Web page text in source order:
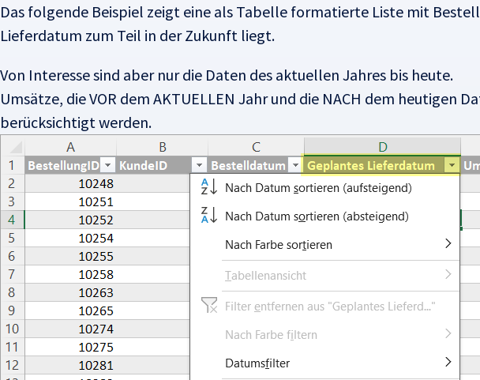
Das folgende Beispiel zeigt eine als Tabelle formatierte Liste mit
Lieferdatum zum Teil in der Zukunft liegt.
Von Interesse sind aber nur die Daten des aktuellen Jahres bis heute.
Umsätze, die VOR dem AKTUELLEN Jahr und die NACH dem heutigen
berücksichtigt werden.